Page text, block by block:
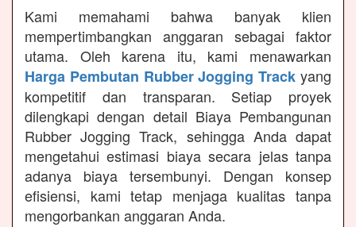
Kami memahami bahwa banyak klien
mempertimbangkan anggaran sebagai faktor
utama. Oleh karena itu, kami menawarkan
Harga Pembutan Rubber Jogging Track yang
kompetitif dan transparan. Setiap proyek
dilengkapi dengan detail Biaya Pembangunan
Rubber Jogging Track, sehingga Anda dapat
mengetahui estimasi biaya secara jelas tanpa
adanya biaya tersembunyi. Dengan konsep
efisiensi, kami tetap menjaga kualitas tanpa
mengorbankan anggaran Anda.